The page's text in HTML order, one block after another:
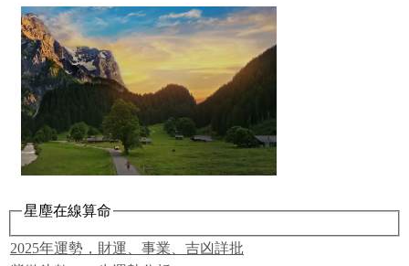
星塵在線算命
2025年運勢，財運、事業、吉凶詳批